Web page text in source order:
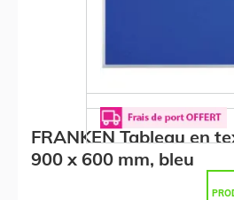
FRANKEN Tableau en
900 x 600 mm, bleu